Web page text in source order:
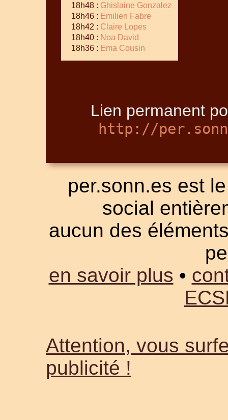
18h48 : Ghislaine Gonzalez
18h46 : Emilien Fabre
18h42 : Claire Lopes
18h40 : Noa David
18h36 : Ema Cousin
Lien permanent
http://
per.sonn.es est
social
aucun des
en savoir plus •
Attention, vous
publicité !